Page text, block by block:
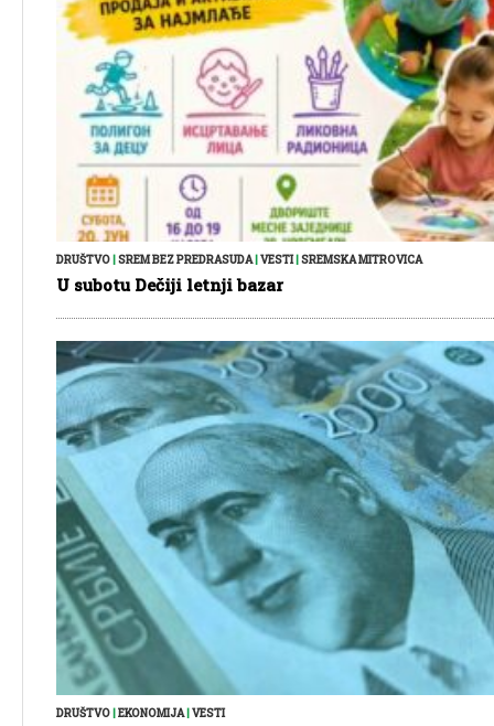
DRUŠTVO|SREM BEZ PREDRASUDA|VESTI|SREMSKA MITROVICA
U subotu Dečiji letnji bazar
DRUŠTVO EKONOMIJA| VESTI